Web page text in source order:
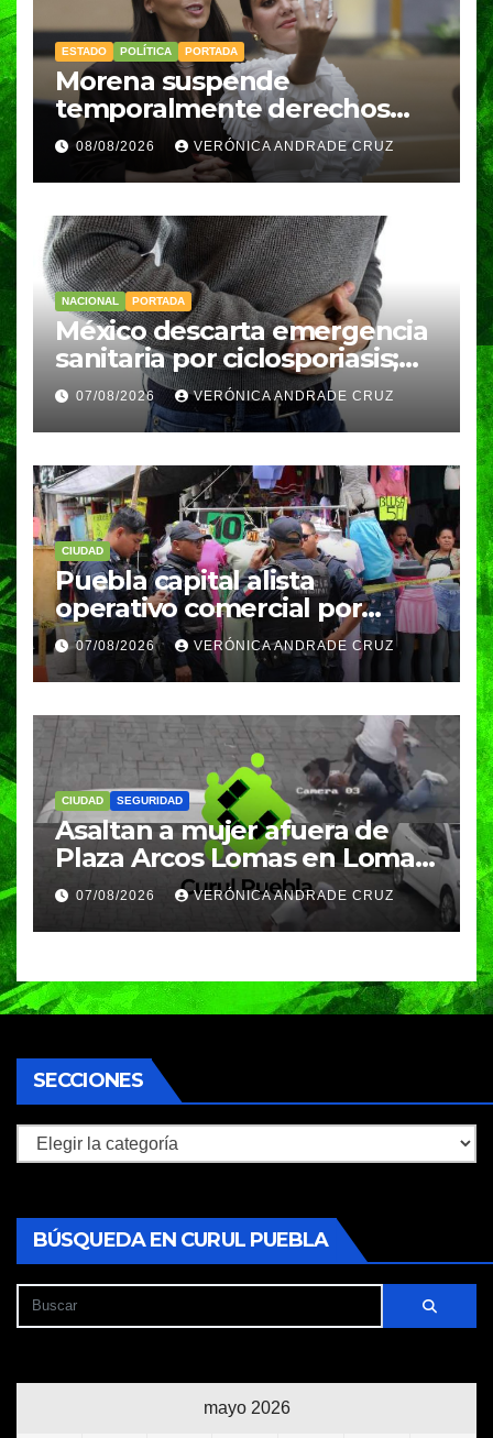
ESTADO POLÍTICA PORTADA
Morena suspende
temporalmente derechos
partidarios de Nayeli Salvatori
y Graciela Palomares
08/08/2026 VERÓNICA ANDRADE CRUZ
NACIONAL PORTADA
México descarta emergencia
sanitaria por ciclosporiasis;
reportan 33 casos en dos
meses
07/08/2026 VERÓNICA ANDRADE CRUZ
CIUDAD
Puebla capital alista
operativo comercial por
fiestas patrias y regreso a
clases
07/08/2026 VERÓNICA ANDRADE CRUZ
CIUDAD SEGURIDAD
Asaltan a mujer afuera de
Plaza Arcos Lomas en Lomas
de Angelópolis; delincuentes
huyeron en auto
07/08/2026 VERÓNICA ANDRADE CRUZ
SECCIONES
Secciones
BÚSQUEDA EN CURUL PUEBLA
mayo 2026